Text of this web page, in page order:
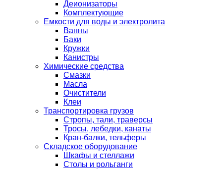
Деионизаторы
Комплектующие
Емкости для воды и электролита
Ванны
Баки
Кружки
Канистры
Химические средства
Смазки
Масла
Очистители
Клеи
Транспортировка грузов
Стропы, тали, траверсы
Тросы, лебедки, канаты
Кран-балки, тельферы
Складское оборудование
Шкафы и стеллажи
Столы и рольганги